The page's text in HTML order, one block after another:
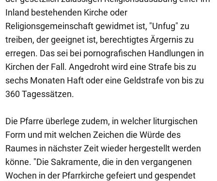
Inland bestehenden Kirche oder
Religionsgemeinschaft gewidmet ist, "Unfug" zu
treiben, der geeignet ist, berechtigtes Ärgernis zu
erregen. Das sei bei pornografischen Handlungen in
Kirchen der Fall. Angedroht wird eine Strafe bis zu
sechs Monaten Haft oder eine Geldstrafe von bis zu
360 Tagessätzen.
Die Pfarre überlege zudem, in welcher liturgischen
Form und mit welchen Zeichen die Würde des
Raumes in nächster Zeit wieder hergestellt werden
könne. "Die Sakramente, die in den vergangenen
Wochen in der Pfarrkirche gefeiert und gespendet